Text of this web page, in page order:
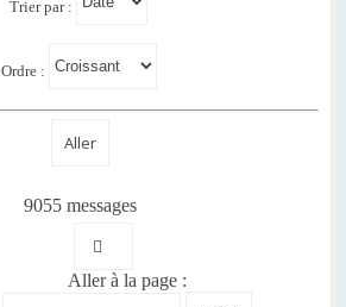
Trier par :
Ordre :
9055 messages
Aller à la page :